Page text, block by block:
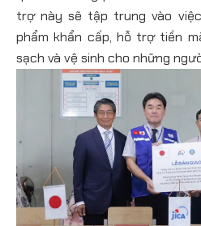
trợ này sẽ tập trung vào
phẩm khẩn cấp, hỗ trợ tiền
sạch và vệ sinh cho những